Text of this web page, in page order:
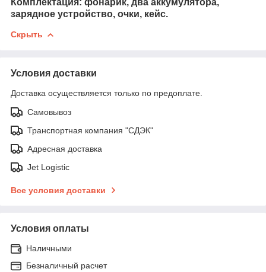
зарядное устройство, очки, кейс.
Скрыть
Условия доставки
Доставка осуществляется только по предоплате.
Самовывоз
Транспортная компания "СДЭК"
Адресная доставка
Jet Logistic
Все условия доставки
Условия оплаты
Наличными
Безналичный расчет